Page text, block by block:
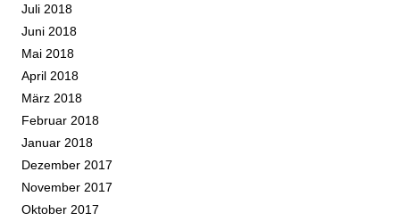
Juli 2018
Juni 2018
Mai 2018
April 2018
März 2018
Februar 2018
Januar 2018
Dezember 2017
November 2017
Oktober 2017